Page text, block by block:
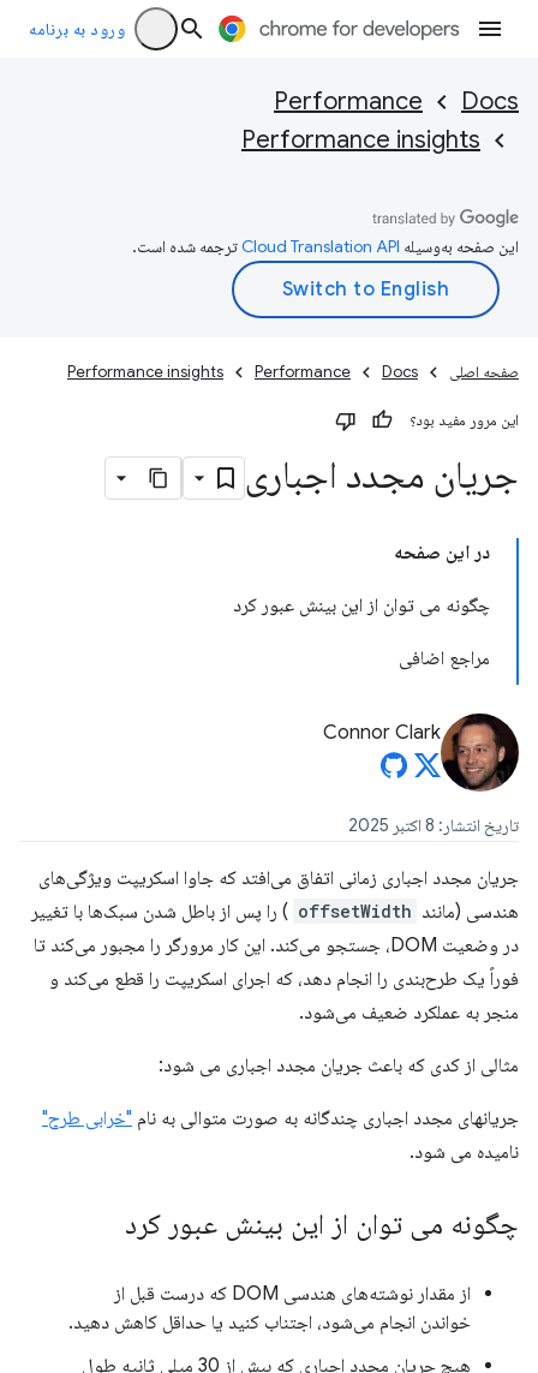
ورود به برنامه
Docs
Performance
Performance insights
این صفحه به‌وسیله ترجمه شده است.
صفحه اصلی Docs
Performance
Performance insights
این مرور مفید بود؟
جریان مجدد اجباری
در این صفحه
چگونه می توان از این بینش عبور کرد
مراجع اضافی
Connor Clark
تاریخ انتشار: 8 اکتبر 2025
جریان مجدد اجباری زمانی اتفاق می‌افتد که جاوا اسکریپت ویژگی‌های
هندسی (مانند offsetWidth ) را پس از باطل شدن سبک‌ها با تغییر
در وضعیت DOM، جستجو می‌کند. این کار مرورگر را مجبور می‌کند تا
فوراً یک طرح‌بندی را انجام دهد، که اجرای اسکریپت را قطع می‌کند و
منجر به عملکرد ضعیف می‌شود.
مثالی از کدی که باعث جریان مجدد اجباری می شود:
جریانهای مجدد اجباری چندگانه به صورت متوالی به نام "خرابی طرح"
نامیده می شود.
چگونه می توان از این بینش عبور کرد
از مقدار نوشته‌های هندسی DOM که درست قبل از
خواندن انجام می‌شود، اجتناب کنید یا حداقل کاهش دهید.
هیچ جریان مجدد اجباری که بیش از 30 میلی ثانیه طول